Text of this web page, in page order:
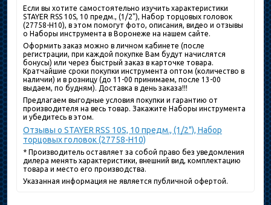
Если вы хотите самостоятельно изучить характеристики
STAYER RSS 10S, 10 предм., (1/2"), Набор торцовых головок
(27758-H10), в этом помогут фото, описания, видео и отзывы
о Наборы инструмента в Воронеже на нашем сайте.
Оформить заказ можно в личном кабинете (после
регистрации, при каждой покупке Вам будут начислятся
бонусы) или через быстрый заказ в карточке товара.
Кратчайшие сроки покупки инструмента оптом (количество в
наличии) и в розницу (до 11-00 принимаем, после 13-00
выдаем, по будням). Доставка в день заказа!!!
Предлагаем выгодные условия покупки и гарантию от
производителя на весь товар. Закажите Наборы инструмента
и убедитесь в этом.
Отзывы о STAYER RSS 10S, 10 предм., (1/2"), Набор
торцовых головок (27758-H10)
* Производитель оставляет за собой право без уведомления
дилера менять характеристики, внешний вид, комплектацию
товара и место его производства.
Указанная информация не является публичной офертой.